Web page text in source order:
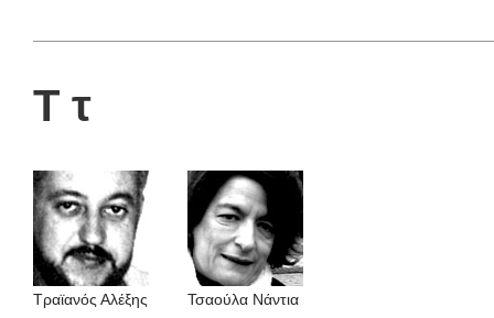
Τ τ
Τραϊανός Αλέξης Τσαούλα Nάντια